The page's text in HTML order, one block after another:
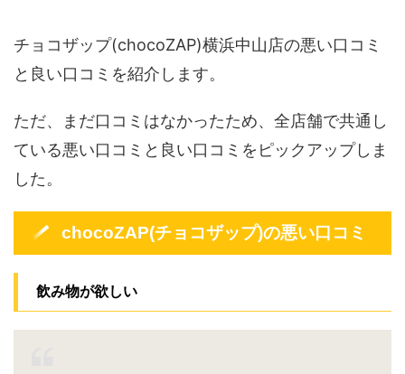
チョコザップ(chocoZAP)横浜中山店の悪い口コミ
と良い口コミを紹介します。
ただ、まだ口コミはなかったため、全店舗で共通し
ている悪い口コミと良い口コミをピックアップしま
した。
chocoZAP(チョコザップ)の悪い口コミ
飲み物が欲しい